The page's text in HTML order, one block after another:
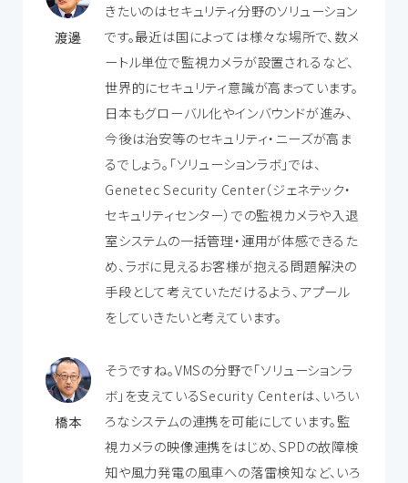
渡邊
きたいのはセキュリティ分野のソリューション
です。最近は国によっては様々な場所で、数メ
ートル単位で監視カメラが設置されるなど、
世界的にセキュリティ意識が高まっています。
日本もグローバル化やインバウンドが進み、
今後は治安等のセキュリティ・ニーズが高ま
るでしょう。「ソリューションラボ」では、
Genetec Security Center（ジェネテック・
セキュリティセンター）での監視カメラや入退
室システムの一括管理・運用が体感できるた
め、ラボに見えるお客様が抱える問題解決の
手段として考えていただけるよう、アプール
をしていきたいと考えています。
橋本
そうですね。VMSの分野で「ソリューションラ
ボ」を支えているSecurity Centerは、いろい
ろなシステムの連携を可能にしています。監
視カメラの映像連携をはじめ、SPDの故障検
知や風力発電の風車への落雷検知など、いろ